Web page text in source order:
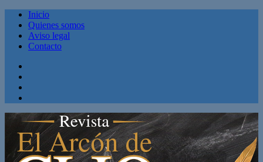
Inicio
Quienes somos
Aviso legal
Contacto